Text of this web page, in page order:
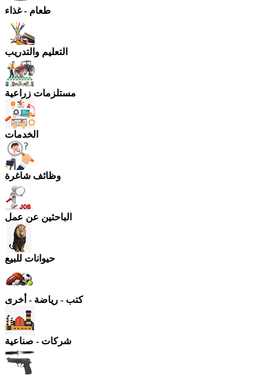
طعام - غذاء
التعليم والتدريب
مستلزمات زراعية
الخدمات
وظائف شاغرة
الباحثين عن عمل
حيوانات للبيع
كتب - رياضة - أخرى
شركات - صناعية